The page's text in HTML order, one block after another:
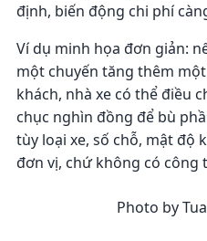
định, biến động chi phí
Ví dụ minh họa đơn giản:
một chuyến tăng thêm
khách, nhà xe có thể điều
chục nghìn đồng để bù
tùy loại xe, số chỗ, mật độ
đơn vị, chứ không có công
Photo by